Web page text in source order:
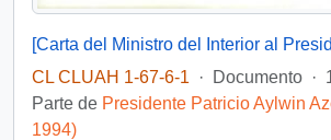
CL CLUAH 1-67-6-1
· Documento ·
Parte de Presidente Patricio Aylwin
1994)